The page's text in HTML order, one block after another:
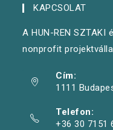
KAPCSOLAT
A HUN-REN
nonprofit
Cím:
1111
Telefon:
+36 30 7151